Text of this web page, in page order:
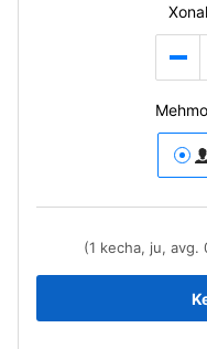
(1 kecha, ju, avg.